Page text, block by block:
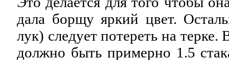
дала борщу яркий цвет.
лук) следует потереть на
должно быть примерно 1.5